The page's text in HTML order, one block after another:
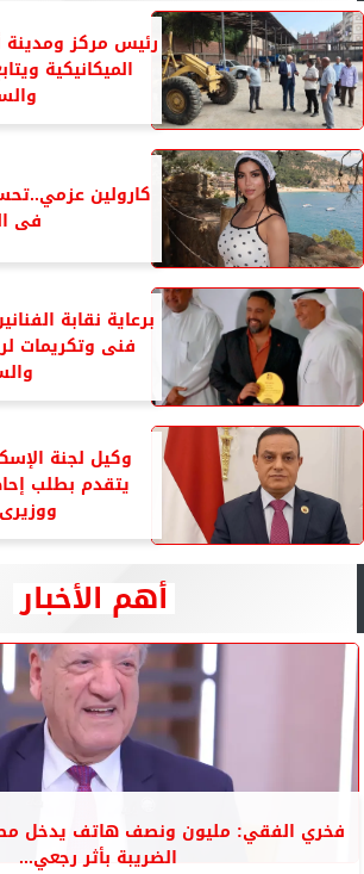
رئيس مركز ومدينة
الميكانيكية
كارولين
فى
برعاية نقابة
فنى وتكريمات
وكيل لجنة
يتقدم بطلب
أهم الأخبار
فخري الفقي: مليون ونصف هاتف يدخل
الضريبة بأثر رجعي...